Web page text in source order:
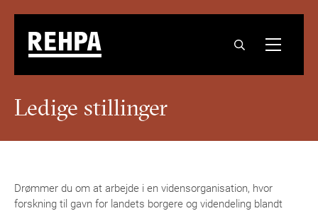
Ledige stillinger
Drømmer du om at arbejde i en vidensorganisation, hvor
forskning til gavn for landets borgere og videndeling blandt